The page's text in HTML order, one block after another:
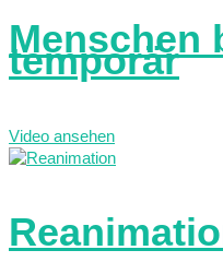
Menschen
temporär
Video ansehen